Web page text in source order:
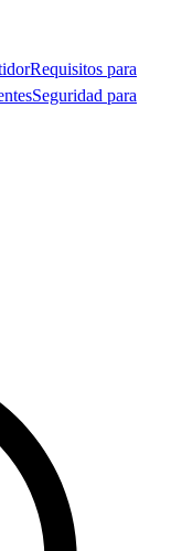
Requisitos para
Seguridad para